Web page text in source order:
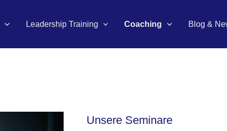
Leadership Training Coaching Blog &
Unsere Seminare